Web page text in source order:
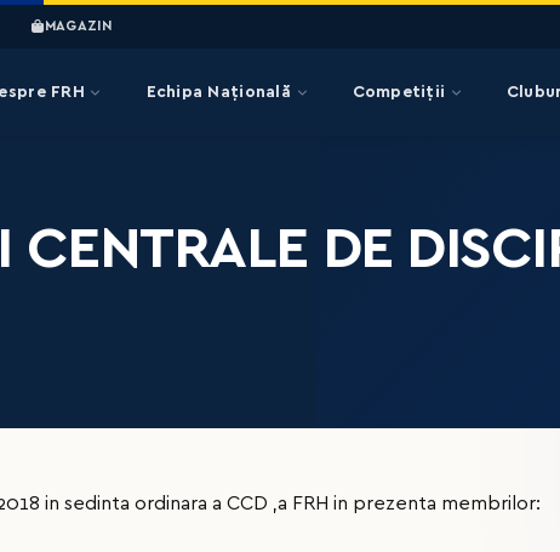
MAGAZIN
FRH Echipa Națională Competiții
CENTRALE DE
in sedinta ordinara a CCD ,a FRH in prezenta membrilor: